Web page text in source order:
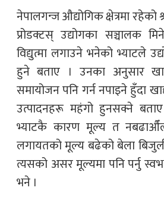
नेपालगन्ज औद्योगिक क्षेत्रमा रहेको
प्रोडक्टस् उद्योगका सञ्चालक
विद्युत्मा लगाउने भनेको भ्याटले
हुने बताए । उनका अनुसार
समायोजन पनि गर्न नपाइने हुँदा
उत्पादनहरू महंगो हुनसक्ने
भ्याटकै कारण मूल्य त
लगायतको मूल्य बढेको बेला
त्यसको असर मूल्यमा पनि पर्नु
भने ।